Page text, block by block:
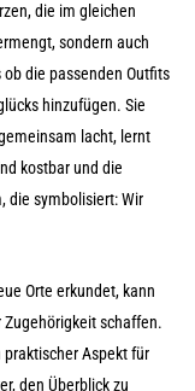
die im gleichen
sondern auch
die passenden Outfits
hinzufügen. Sie
lacht, lernt
kostbar und die
die symbolisiert: Wir
Orte erkundet, kann
Zugehörigkeit schaffen.
Aspekt für
den Überblick zu